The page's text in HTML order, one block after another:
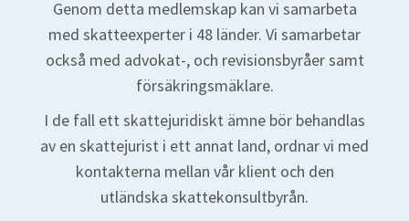
Genom detta medlemskap kan vi samarbeta
med skatteexperter i 48 länder. Vi samarbetar
också med advokat-, och revisionsbyråer samt
försäkringsmäklare.
I de fall ett skattejuridiskt ämne bör behandlas
av en skattejurist i ett annat land, ordnar vi med
kontakterna mellan vår klient och den
utländska skattekonsultbyrån.